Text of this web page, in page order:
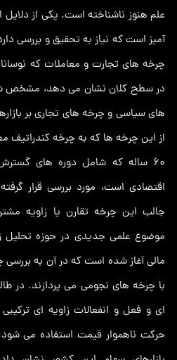
علم هنوز ناشناخته است. یکی از
چرخه های تجارت و معاملات که
در سطح کلان نشان می دهد، مشخص
های سیاسی و چرخه های تجاری بر
60 ساله که شامل دوره های
اقتصادی است، مورد بررسی قرار
جالب این چرخه تقارن یا زاویه
موضوع علمی جدیدی در حوزه تحلیل
مالی آغاز شده است که در آن به بررسی
با چرخه های نجومی می پردازند. در
ای و فعل و انفعالات زاویه ای
حرکت ناهموار قیمت استفاده می